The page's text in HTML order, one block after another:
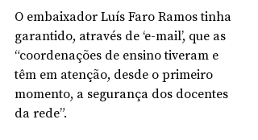
O embaixador Luís Faro Ramos tinha
garantido, através de ‘e-mail’, que as
“coordenações de ensino tiveram e
têm em atenção, desde o primeiro
momento, a segurança dos docentes
da rede”.